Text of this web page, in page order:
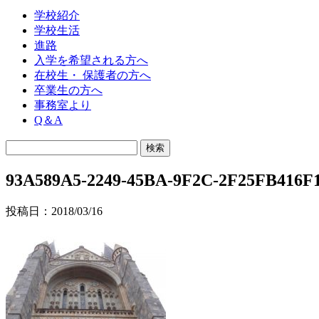
学校紹介
学校生活
進路
入学を希望される方へ
在校生・ 保護者の方へ
卒業生の方へ
事務室より
Q＆A
93A589A5-2249-45BA-9F2C-
投稿日：2018/03/16